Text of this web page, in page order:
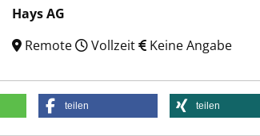
Hays AG
Remote
Vollzeit Keine Angabe
teilen teilen